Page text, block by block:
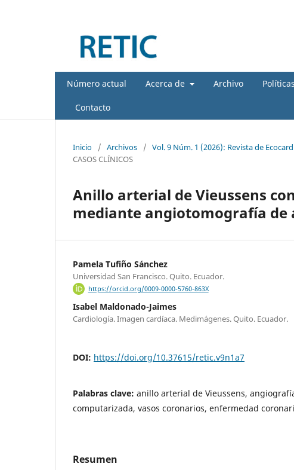
Número actual Acerca de Archivo
Contacto
Inicio / Archivos / Vol. 9 Núm. 1 (2026): Revista de
CASOS CLÍNICOS
Anillo arterial de Vieussens
mediante angiotomografía de
Pamela Tufiño Sánchez
Universidad San Francisco. Quito. Ecuador.
https://orcid.org/0009-0000-5760-863X
Isabel Maldonado-Jaimes
Cardiología. Imagen cardíaca. Medimágenes. Quito. Ecuador.
DOI: https://doi.org/10.37615/retic.v9n1a7
Palabras clave: anillo arterial de Vieussens,
computarizada, vasos coronarios, enfermedad
Resumen